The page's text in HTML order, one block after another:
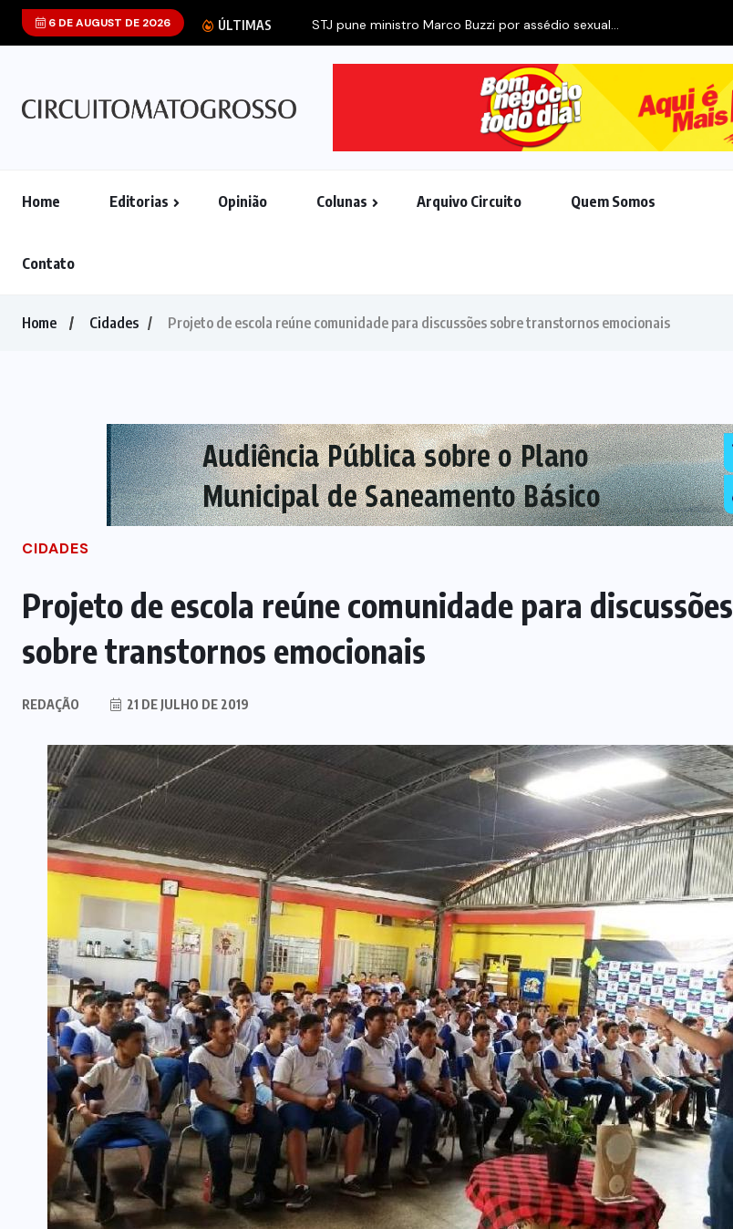
6 DE AUGUST DE 2026 ÚLTIMAS STJ pune ministro Marco Buzzi por assédio sexual...
Home Editorias Opinião Colunas Arquivo Circuito Quem Somos
Contato
Home Cidades Projeto de escola reúne comunidade para discussões sobre transtornos emocionais
CIDADES
Projeto de escola reúne comunidade para discussões
sobre transtornos emocionais
REDAÇÃO 21 DE JULHO DE 2019